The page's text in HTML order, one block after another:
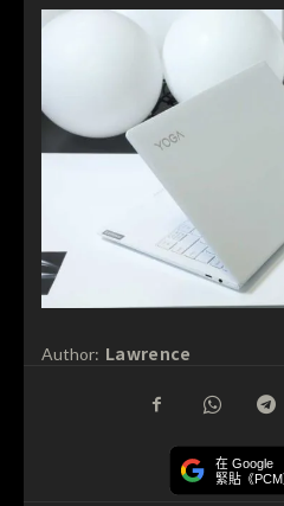
Author: Lawrence
在 Google
緊貼《